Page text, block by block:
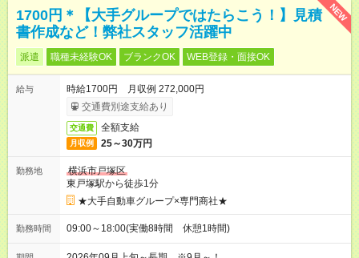
NEW
1700円＊【大手グループではたらこう！】見積
書作成など！弊社スタッフ活躍中
派遣 職種未経験OK ブランクOK WEB登録・面接OK
給与
時給1700円 月収例 272,000円
交通費別途支給あり
交通費 全額支給
月収例 25～30万円
勤務地
横浜市戸塚区
東戸塚駅から徒歩1分
★大手自動車グループ×専門商社★
勤務時間 09:00～18:00(実働8時間 休憩1時間)